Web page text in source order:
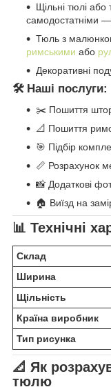
Щільні тюлі
самодостатніми
Тюль з
римськими або
Декоративні
🛠️ Наші послуги:
✂️ Пошиття штор
📐 Пошиття
🎯 Підбір
📏 Розрахунок
📸 Додаткові
🏠 Виїзд на
📊 Технічні
Склад
Ширина
Щільність
Країна виробник
Тип рисунка
📐 Як
тюлю